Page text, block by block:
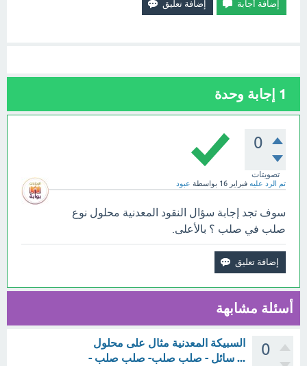
1 إجابة وحدة
0
تصويتات
تم الرد عليه فبراير 16 بواسطة عبود
سوف تجد إجابة سؤال النقود المعدنية محلول نوع
صلب في صلب ؟ بالأعلى.
أسئلة مشابهة
0
السبيكة المعدنية مثال على محلول
... سائل - صلب صلب- صلب صلب -